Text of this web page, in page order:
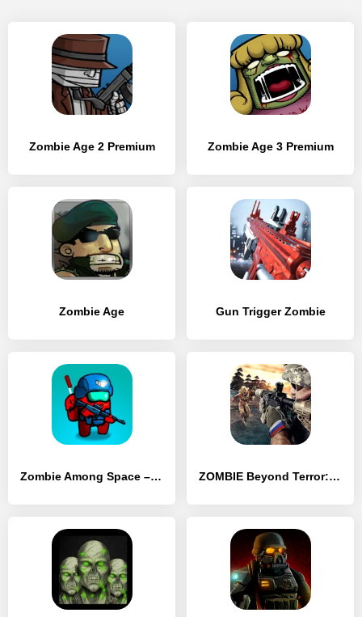
Zombie Age 2 Premium Zombie Age 3 Premium
Zombie Age Gun Trigger Zombie
Zombie Among Space – космический экшн шутер ZOMBIE Beyond Terror: FPS Шутер-игра на выживание